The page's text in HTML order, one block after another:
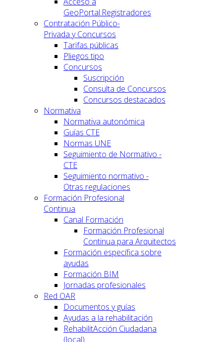
GeoPortal.Registradores
Contratación Público-
Privada y Concursos
Tarifas públicas
Pliegos tipo
Concursos
Suscripción
Consulta de Concursos
Concursos destacados
Normativa
Normativa autonómica
Guías CTE
Normas UNE
Seguimiento de Normativo -
CTE
Seguimiento normativo -
Otras regulaciones
Formación Profesional
Continua
Canal Formación
Formación Profesional
Continua para Arquitectos
Formación específica sobre
ayudas
Formación BIM
Jornadas profesionales
Red OAR
Documentos y guías
Ayudas a la rehabilitación
RehabilitAcción Ciudadana
(local)